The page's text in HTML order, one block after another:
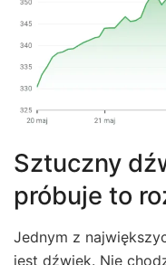
Sztuczny
próbuje to
Jednym z
jest dźwięk. Nie